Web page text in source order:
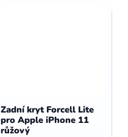
Zadní kryt Forcell Lite
pro Apple iPhone 11
růžový